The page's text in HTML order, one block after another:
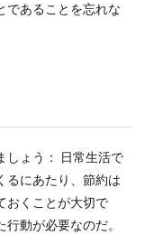
であることを忘れな
しょう： 日常生活で
るにあたり、節約は
おくことが大切で
動が必要なのだ。